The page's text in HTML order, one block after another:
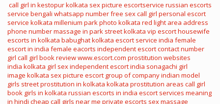
call girl in kestopurkolkata sex picture escortservice russian escorts
service bengali whatsapp numberfree sex call girl personal escort
service kolkata millenium park photo kolkata red light area address
phone numbermassage in park street kolkata vip escorthousewife
escorts in kolkata babughat kolkata escort service india female
escort in india female eacorts independent escortcontact number
girl call girl book reviewwww.escort.com prostitution websites
india kolkata girl sexindependent escort india sonagachi girl
image kolkata sex picture escort group of companyindian model
girls street prostitution in kolkata kolkata prostitution areas call girl
book girls in kolkata russian escorts in india escort services meaning
in hindi cheap call girls near me private escorts sex massage